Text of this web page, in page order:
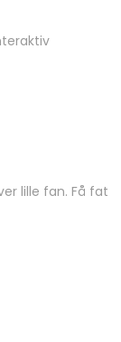
lille fan. Få fat